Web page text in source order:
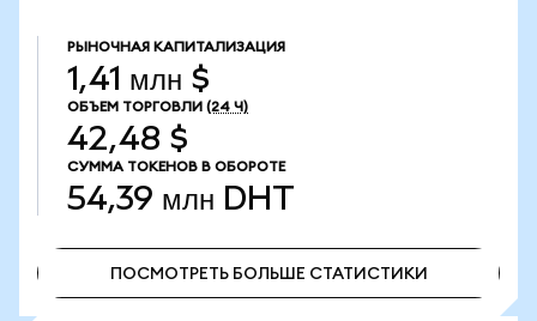
РЫНОЧНАЯ КАПИТАЛИЗАЦИЯ
1,41 млн $
ОБЪЕМ ТОРГОВЛИ (24 Ч)
42,48 $
СУММА ТОКЕНОВ В ОБОРОТЕ
54,39 млн DHT
ПОСМОТРЕТЬ БОЛЬШЕ СТАТИСТИКИ